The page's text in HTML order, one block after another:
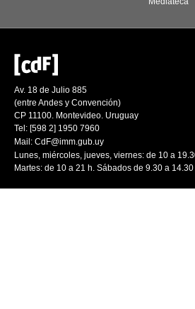
Av. 18 de Julio 885
(entre Andes y Convención)
CP 11100. Montevideo. Uruguay
Tel: [598 2] 1950 7960
Mail: CdF@imm.gub.uy
Lunes, miércoles, jueves, viernes: de 10 a
Martes: de 10 a 21 h. Sábados de 9.30 a 14.30